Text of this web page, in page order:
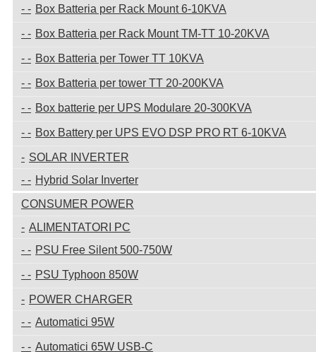
Box Batteria per Rack Mount 6-10KVA
Box Batteria per Rack Mount TM-TT 10-20KVA
Box Batteria per Tower TT 10KVA
Box Batteria per tower TT 20-200KVA
Box batterie per UPS Modulare 20-300KVA
Box Battery per UPS EVO DSP PRO RT 6-10KVA
SOLAR INVERTER
Hybrid Solar Inverter
CONSUMER POWER
ALIMENTATORI PC
PSU Free Silent 500-750W
PSU Typhoon 850W
POWER CHARGER
Automatici 95W
Automatici 65W USB-C